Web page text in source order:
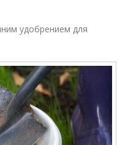
удобрением для